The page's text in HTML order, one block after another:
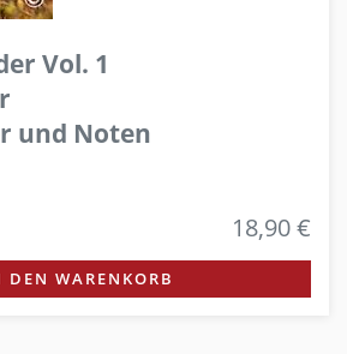
Vol. 1
und Noten
18,90 €
DEN WARENKORB